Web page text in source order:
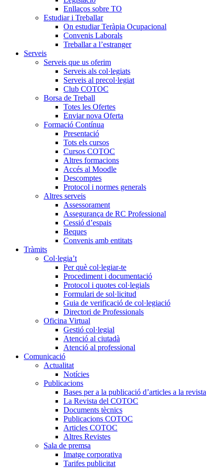
Enllaços sobre TO
Estudiar i Treballar
On estudiar Teràpia Ocupacional
Convenis Laborals
Treballar a l’estranger
Serveis
Serveis que us oferim
Serveis als col·legiats
Serveis al precol·legiat
Club COTOC
Borsa de Treball
Totes les Ofertes
Enviar nova Oferta
Formació Contínua
Presentació
Tots els cursos
Cursos COTOC
Altres formacions
Accés al Moodle
Descomptes
Protocol i normes generals
Altres serveis
Assessorament
Assegurança de RC Professional
Cessió d’espais
Beques
Convenis amb entitats
Tràmits
Col·legia’t
Per què col·legiar-te
Procediment i documentació
Protocol i quotes col·legials
Formulari de sol·licitud
Guia de verificació de col·legiació
Directori de Professionals
Oficina Virtual
Gestió col·legial
Atenció al ciutadà
Atenció al professional
Comunicació
Actualitat
Notícies
Publicacions
Bases per a la publicació d’articles a la revista
La Revista del COTOC
Documents tècnics
Publicacions COTOC
Articles COTOC
Altres Revistes
Sala de premsa
Imatge corporativa
Tarifes publicitat